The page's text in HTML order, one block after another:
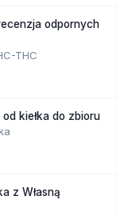
odpornych
THC
kiełka do zbioru
z Własną